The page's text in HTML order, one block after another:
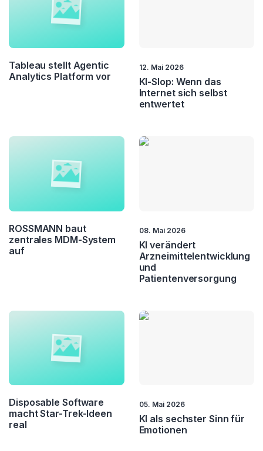
Tableau stellt Agentic
Analytics Platform vor
12. Mai 2026
KI-Slop: Wenn das
Internet sich selbst
entwertet
ROSSMANN baut
zentrales MDM-System
auf
08. Mai 2026
KI verändert
Arzneimittelentwicklung
und
Patientenversorgung
Disposable Software
macht Star-Trek-Ideen
real
05. Mai 2026
KI als sechster Sinn für
Emotionen